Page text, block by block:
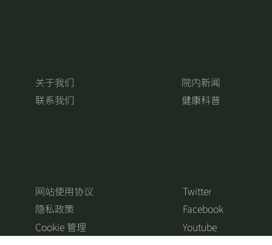
关于我们
联系我们
院内新闻
健康科普
网站使用协议
隐私政策
Cookie 管理
Twitter
Facebook
Youtube